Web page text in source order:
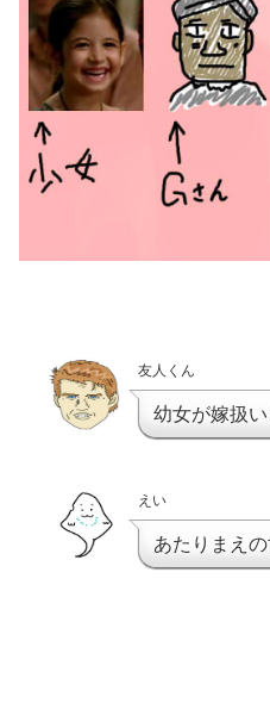
友人くん
幼女が嫁扱
えい
あたりまえ